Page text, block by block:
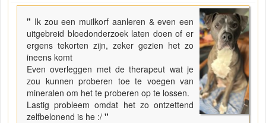
" Ik zou een muilkorf aanleren & even een
uitgebreid bloedonderzoek laten doen of er
ergens tekorten zijn, zeker gezien het zo
ineens komt
Even overleggen met de therapeut wat je
zou kunnen proberen toe te voegen van
mineralen om het te proberen op te lossen.
Lastig probleem omdat het zo ontzettend
zelfbelonend is he :/ "